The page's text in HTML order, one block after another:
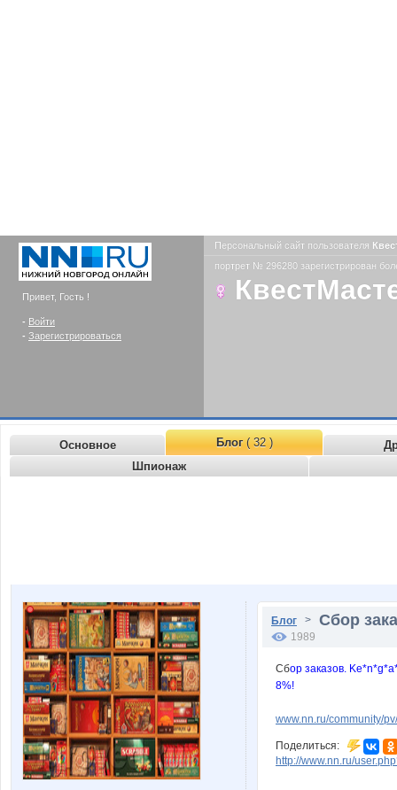
Привет, Гость !
- Войти
- Зарегистрироваться
Персональный сайт пользователя
портрет № 296280 зарегистрирован
Основное Блог( 32 )
Шпионаж
Блог > Сбор
1989
Сбор заказов.
8%!
www.nn.ru/community/
Поделиться:
http://www.nn.ru/